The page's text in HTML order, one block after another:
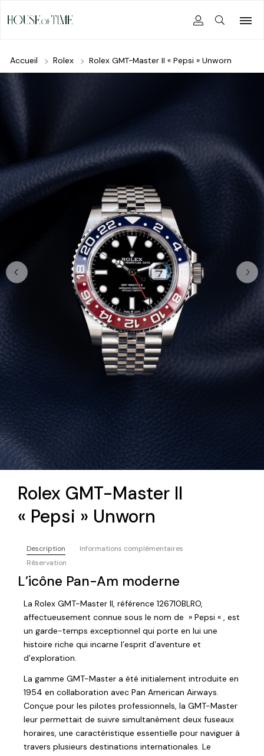
Accueil Rolex Rolex GMT-Master II « Pepsi » Unworn
Rolex GMT-Master II
« Pepsi » Unworn
Description
Informations complémentaires
Réservation
L’icône Pan-Am moderne
La Rolex GMT-Master II, référence 126710BLRO,
affectueusement connue sous le nom de » Pepsi « , est
un garde-temps exceptionnel qui porte en lui une
histoire riche qui incarne l’esprit d’aventure et
d’exploration.
La gamme GMT-Master a été initialement introduite en
1954 en collaboration avec Pan American Airways.
Conçue pour les pilotes professionnels, la GMT-Master
leur permettait de suivre simultanément deux fuseaux
horaires, une caractéristique essentielle pour naviguer à
travers plusieurs destinations internationales. Le